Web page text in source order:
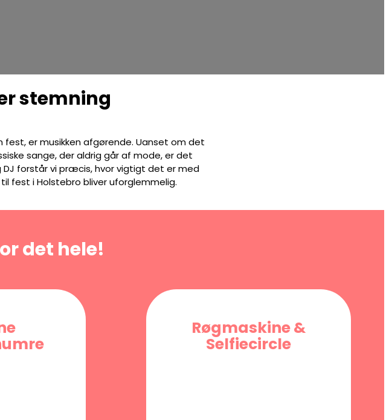
stemning
er musikken afgørende. Uanset om det
sange, der aldrig går af mode, er det
DJ forstår vi præcis, hvor vigtigt det er med
fest i Holstebro bliver uforglemmelig.
det hele!
Røgmaskine &
Selfiecircle